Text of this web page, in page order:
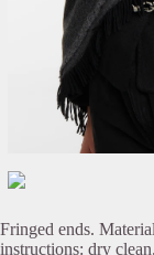
Fringed ends.
instructions: dry